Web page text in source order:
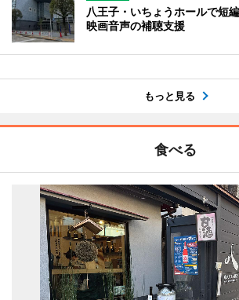
八王子・いちょうホールで短
映画音声の補聴支援
もっと見る
食べる